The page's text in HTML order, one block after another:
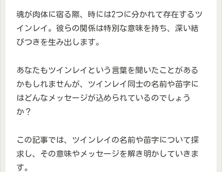
魂が肉体に宿る際、時には2つに分かれて存在するツ
インレイ。彼らの関係は特別な意味を持ち、深い結
びつきを生み出します。
あなたもツインレイという言葉を聞いたことがある
かもしれませんが、ツインレイ同士の名前や苗字に
はどんなメッセージが込められているのでしょう
か？
この記事では、ツインレイの名前や苗字について探
求し、その意味やメッセージを解き明かしていきま
す。